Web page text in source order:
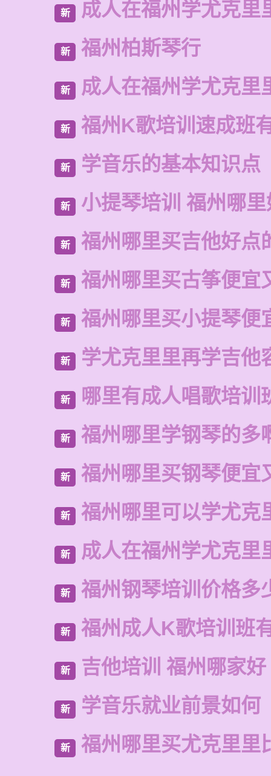
新 成人在福州学尤克里
新 福州柏斯琴行
新 成人在福州学尤克里
新 福州K歌培训速成班
新 学音乐的基本知识点
新 小提琴培训 福州哪
新 福州哪里买吉他好点
新 福州哪里买古筝便宜
新 福州哪里买小提琴便
新 学尤克里里再学吉他
新 哪里有成人唱歌培训
新 福州哪里学钢琴的多
新 福州哪里买钢琴便宜
新 福州哪里可以学尤克
新 成人在福州学尤克里
新 福州钢琴培训价格多
新 福州成人K歌培训班
新 吉他培训 福州哪家好
新 学音乐就业前景如何
新 福州哪里买尤克里里